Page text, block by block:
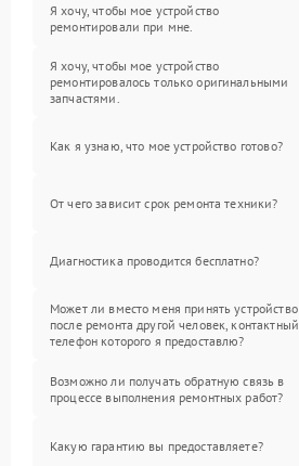
Я хочу, чтобы мое устройство
ремонтировали при мне.
Я хочу, чтобы мое устройство
ремонтировалось только оригинальными
запчастями.
Как я узнаю, что мое устройство готово?
От чего зависит срок ремонта техники?
Диагностика проводится бесплатно?
Может ли вместо меня принять устройство
после ремонта другой человек, контактный
телефон которого я предоставлю?
Возможно ли получать обратную связь в
процессе выполнения ремонтных работ?
Какую гарантию вы предоставляете?